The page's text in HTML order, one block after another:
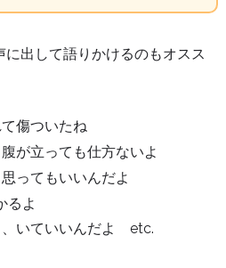
出して語りかけるのもオスス
傷ついたね
が立っても仕方ないよ
ってもいいんだよ
るよ
、いていいんだよ etc.